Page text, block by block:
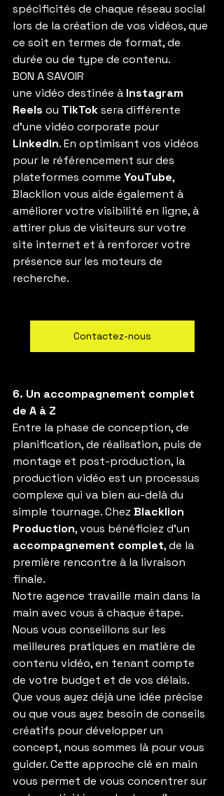
spécificités de chaque réseau social
lors de la création de vos vidéos, que
ce soit en termes de format, de
durée ou de type de contenu.
BON A SAVOIR
une vidéo destinée à Instagram
Reels ou TikTok sera différente
d'une vidéo corporate pour
LinkedIn. En optimisant vos vidéos
pour le référencement sur des
plateformes comme YouTube,
Blacklion vous aide également à
améliorer votre visibilité en ligne, à
attirer plus de visiteurs sur votre
site internet et à renforcer votre
présence sur les moteurs de
recherche.
Contactez-nous
6. Un accompagnement complet
de A à Z
Entre la phase de conception, de
planification, de réalisation, puis de
montage et post-production, la
production vidéo est un processus
complexe qui va bien au-delà du
simple tournage. Chez Blacklion
Production, vous bénéficiez d’un
accompagnement complet, de la
première rencontre à la livraison
finale.
Notre agence travaille main dans la
main avec vous à chaque étape.
Nous vous conseillons sur les
meilleures pratiques en matière de
contenu vidéo, en tenant compte
de votre budget et de vos délais.
Que vous ayez déjà une idée précise
ou que vous ayez besoin de conseils
créatifs pour développer un
concept, nous sommes là pour vous
guider. Cette approche clé en main
vous permet de vous concentrer sur